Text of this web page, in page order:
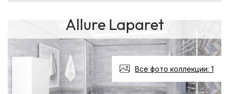
Allure Laparet
Все фото коллекции: 1